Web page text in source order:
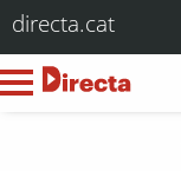
directa.cat